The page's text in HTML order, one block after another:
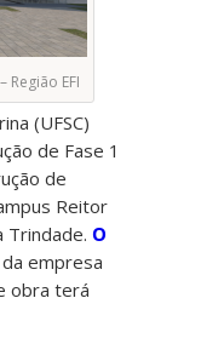
Região EFI
(UFSC)
de Fase 1
de
Reitor
Trindade.O
empresa
obra terá